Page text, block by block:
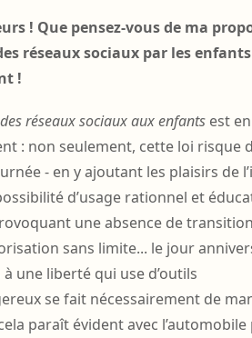
! Que pensez-vous de ma
réseaux sociaux par les enfants
!
réseaux sociaux aux enfants est
: non seulement, cette loi risque
- en y ajoutant les plaisirs de
d’usage rationnel et
une absence de
sans limite... le jour
une liberté qui use d’outils
se fait nécessairement de
paraît évident avec l’automobile